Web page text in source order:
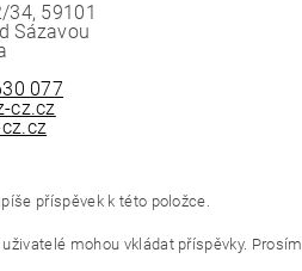
59101
Sázavou
077
cz.cz
příspěvek k této položce.
mohou vkládat příspěvky. Prosím